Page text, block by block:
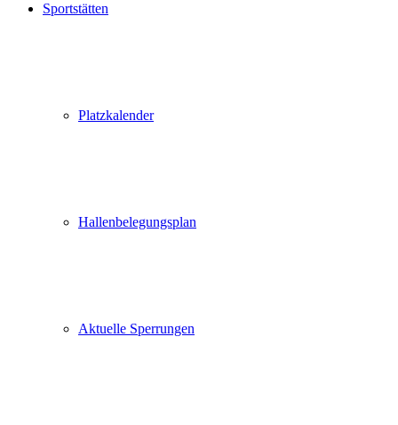
Sportstätten
Platzkalender
Hallenbelegungsplan
Aktuelle Sperrungen